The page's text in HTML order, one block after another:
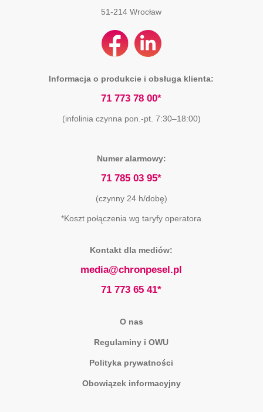
51-214 Wrocław
Informacja o produkcie i obsługa klienta:
71 773 78 00*
(infolinia czynna pon.-pt. 7:30–18:00)
Numer alarmowy:
71 785 03 95*
(czynny 24 h/dobę)
*Koszt połączenia wg taryfy operatora
Kontakt dla mediów:
media@chronpesel.pl
71 773 65 41*
O nas
Regulaminy i OWU
Polityka prywatności
Obowiązek informacyjny